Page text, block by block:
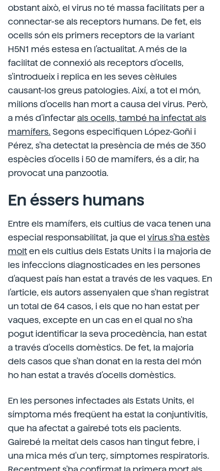
obstant això, el virus no té massa facilitats per a
connectar-se als receptors humans. De fet, els
ocells són els primers receptors de la variant
H5N1 més estesa en l'actualitat. A més de la
facilitat de connexió als receptors d'ocells,
s'introdueix i replica en les seves cèl·lules
causant-los greus patologies. Així, a tot el món,
milions d'ocells han mort a causa del virus. Però,
a més d'infectarals ocells, també ha infectat als
mamífers. Segons especifiquen López-Goñi i
Pérez, s'ha detectat la presència de més de 350
espècies d'ocells i 50 de mamífers, és a dir, ha
provocat una panzootia.
En éssers humans
Entre els mamífers, els cultius de vaca tenen una
especial responsabilitat, ja que el virus s'ha estès
molten els cultius dels Estats Units i la majoria de
les infeccions diagnosticades en les persones
d'aquest país han estat a través de les vaques. En
l'article, els autors assenyalen que s'han registrat
un total de 64 casos, i els que no han estat per
vaques, excepte en un cas en el qual no s'ha
pogut identificar la seva procedència, han estat
a través d'ocells domèstics. De fet, la majoria
dels casos que s'han donat en la resta del món
ho han estat a través d'ocells domèstics.
En les persones infectades als Estats Units, el
símptoma més freqüent ha estat la conjuntivitis,
que ha afectat a gairebé tots els pacients.
Gairebé la meitat dels casos han tingut febre, i
una mica més d'un terç, símptomes respiratoris.